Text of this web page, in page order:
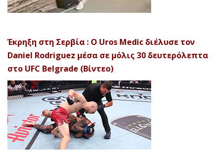
Έκρηξη στη Σερβία : Ο Uros Medic διέλυσε τον
Daniel Rodriguez μέσα σε μόλις 30 δευτερόλεπτα
στο UFC Belgrade (Βίντεο)